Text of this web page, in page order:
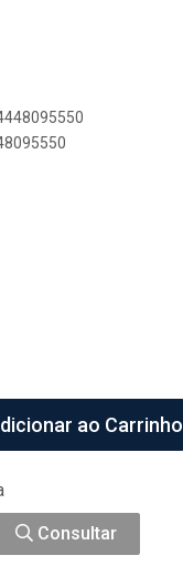
ao Carrinho
Consultar